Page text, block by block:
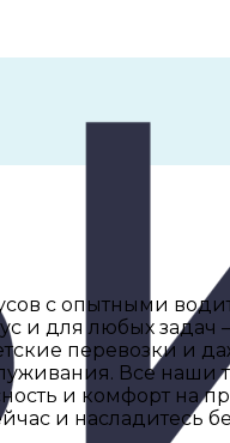
с опытными
и для любых задач
перевозки и
Все
и комфорт на
и насладитесь